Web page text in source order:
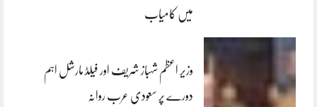
میں کامیاب
وزیر اعظم شہباز شریف اور فیلڈ مارشل اہم
دورے پر سعودی عرب روانہ